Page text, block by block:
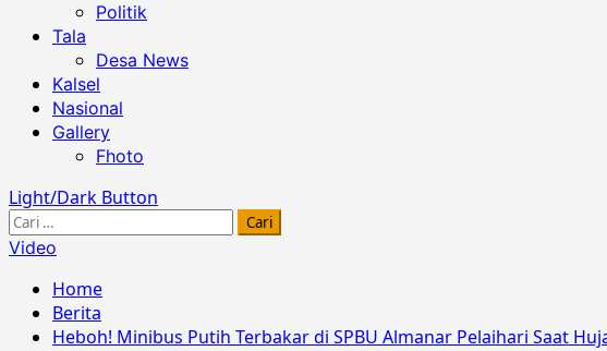
Politik
Tala
Desa News
Kalsel
Nasional
Gallery
Fhoto
Light/Dark Button
Cari
untuk:
Video
Home
Berita
Heboh! Minibus Putih Terbakar di SPBU Almanar Pelaihari Saat